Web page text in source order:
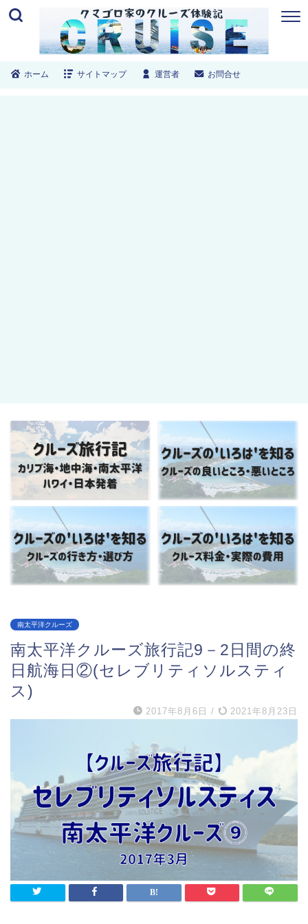
ホーム サイトマップ 運営者 お問合せ
南太平洋クルーズ
南太平洋クルーズ旅行記9－2日間の終
日航海日②(セレブリティソルスティ
ス)
2017年8月6日 / 2021年8月23日